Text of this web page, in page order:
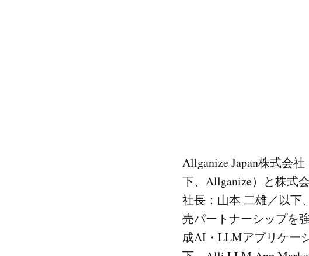
Allganize Japan株式会
下、Allganize）と株式
社長：山本 二雄／以下
売パートナーシップを
成AI・LLMアプリケー